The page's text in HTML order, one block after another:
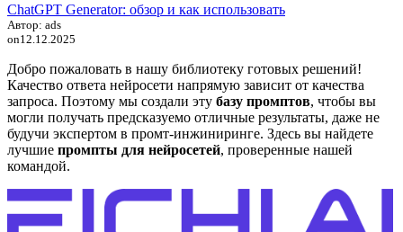
ChatGPT Generator: обзор и как использовать
Автор: ads
on12.12.2025
Добро пожаловать в нашу библиотеку готовых решений!
Качество ответа нейросети напрямую зависит от качества
запроса. Поэтому мы создали эту базу промптов, чтобы вы
могли получать предсказуемо отличные результаты, даже не
будучи экспертом в промт-инжиниринге. Здесь вы найдете
лучшие промпты для нейросетей, проверенные нашей
командой.